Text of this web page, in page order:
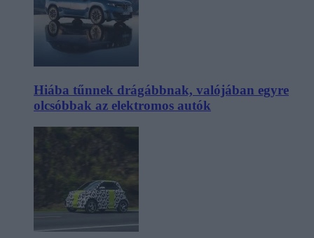
Hiába tűnnek drágábbnak, valójában egyre
olcsóbbak az elektromos autók